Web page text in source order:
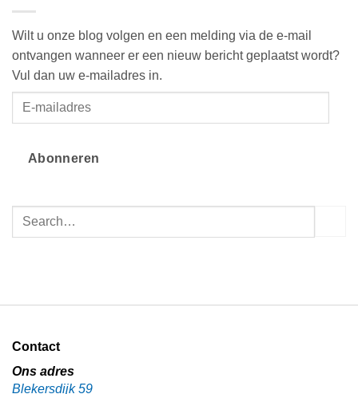
Wilt u onze blog volgen en een melding via de e-mail
ontvangen wanneer er een nieuw bericht geplaatst wordt?
Vul dan uw e-mailadres in.
Abonneren
Contact
Ons adres
Blekersdijk 59